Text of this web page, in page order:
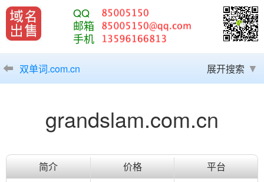
QQ
邮箱
手机
双单词.com.cn 展开搜索
grandslam.com.cn
简介 价格
平台